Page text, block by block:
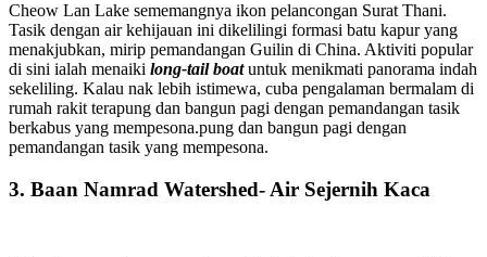
Cheow Lan Lake sememangnya ikon pelancongan Surat Thani.
Tasik dengan air kehijauan ini dikelilingi formasi batu kapur yang
menakjubkan, mirip pemandangan Guilin di China. Aktiviti popular
di sini ialah menaiki long-tail boatuntuk menikmati panorama indah
sekeliling. Kalau nak lebih istimewa, cuba pengalaman bermalam di
rumah rakit terapung dan bangun pagi dengan pemandangan tasik
berkabus yang mempesona.pung dan bangun pagi dengan
pemandangan tasik yang mempesona.
3. Baan Namrad Watershed- Air Sejernih Kaca